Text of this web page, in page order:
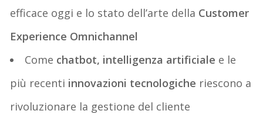
efficace oggi e lo stato dell’arte della Customer
Experience Omnichannel
Come chatbot, intelligenza artificiale e le
più recenti innovazioni tecnologiche riescono a
rivoluzionare la gestione del cliente